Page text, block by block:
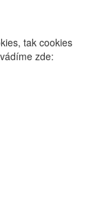
tak cookies
zde: